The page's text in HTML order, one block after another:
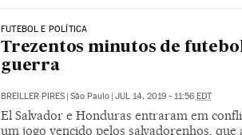
FUTEBOL E POLÍTICA
Trezentos minutos de
guerra
BREILLER PIRES | São Paulo | JUL 14, 2019 - 11:56 EDT
El Salvador e Honduras entraram em
um jogo vencido pelos salvadorenhos, que